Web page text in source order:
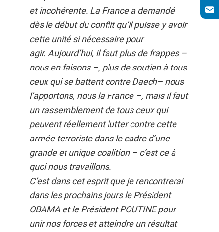
et incohérente. La France a demandé
dès le début du conflit qu’il puisse y avoir
cette unité si nécessaire pour
agir. Aujourd’hui, il faut plus de frappes –
nous en faisons –, plus de soutien à tous
ceux qui se battent contre Daech– nous
l’apportons, nous la France –, mais il faut
un rassemblement de tous ceux qui
peuvent réellement lutter contre cette
armée terroriste dans le cadre d’une
grande et unique coalition – c’est ce à
quoi nous travaillons.
C’est dans cet esprit que je rencontrerai
dans les prochains jours le Président
OBAMA et le Président POUTINE pour
unir nos forces et atteindre un résultat